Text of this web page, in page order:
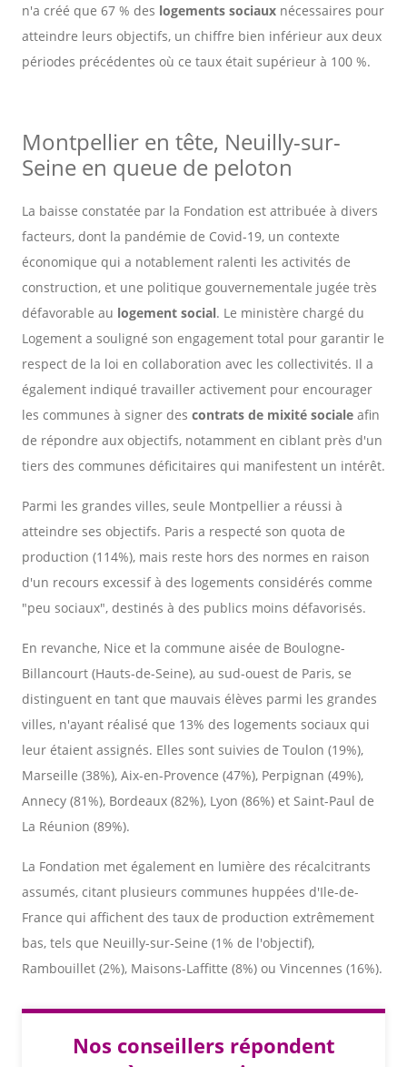
n'a créé que 67 % des logements sociaux nécessaires pour
atteindre leurs objectifs, un chiffre bien inférieur aux deux
périodes précédentes où ce taux était supérieur à 100 %.
Montpellier en tête, Neuilly-sur-
Seine en queue de peloton
La baisse constatée par la Fondation est attribuée à divers
facteurs, dont la pandémie de Covid-19, un contexte
économique qui a notablement ralenti les activités de
construction, et une politique gouvernementale jugée très
défavorable au logement social. Le ministère chargé du
Logement a souligné son engagement total pour garantir le
respect de la loi en collaboration avec les collectivités. Il a
également indiqué travailler activement pour encourager
les communes à signer des contrats de mixité sociale afin
de répondre aux objectifs, notamment en ciblant près d'un
tiers des communes déficitaires qui manifestent un intérêt.
Parmi les grandes villes, seule Montpellier a réussi à
atteindre ses objectifs. Paris a respecté son quota de
production (114%), mais reste hors des normes en raison
d'un recours excessif à des logements considérés comme
"peu sociaux", destinés à des publics moins défavorisés.
En revanche, Nice et la commune aisée de Boulogne-
Billancourt (Hauts-de-Seine), au sud-ouest de Paris, se
distinguent en tant que mauvais élèves parmi les grandes
villes, n'ayant réalisé que 13% des logements sociaux qui
leur étaient assignés. Elles sont suivies de Toulon (19%),
Marseille (38%), Aix-en-Provence (47%), Perpignan (49%),
Annecy (81%), Bordeaux (82%), Lyon (86%) et Saint-Paul de
La Réunion (89%).
La Fondation met également en lumière des récalcitrants
assumés, citant plusieurs communes huppées d'Ile-de-
France qui affichent des taux de production extrêmement
bas, tels que Neuilly-sur-Seine (1% de l'objectif),
Rambouillet (2%), Maisons-Laffitte (8%) ou Vincennes (16%).
Nos conseillers répondent